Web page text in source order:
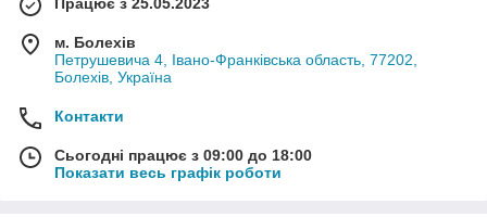
м. Болехів
Петрушевича 4, Івано-Франківська область, 77202,
Болехів, Україна
Контакти
Сьогодні працює з 09:00 до 18:00
Показати весь графік роботи